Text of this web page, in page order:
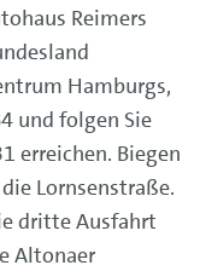
Reimers
Hamburgs,
und folgen Sie
erreichen. Biegen
Lornsenstraße.
dritte Ausfahrt
Altonaer